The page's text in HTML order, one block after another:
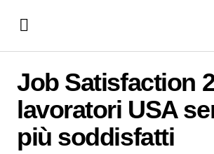
Job Satisfaction
lavoratori USA
più soddisfatti